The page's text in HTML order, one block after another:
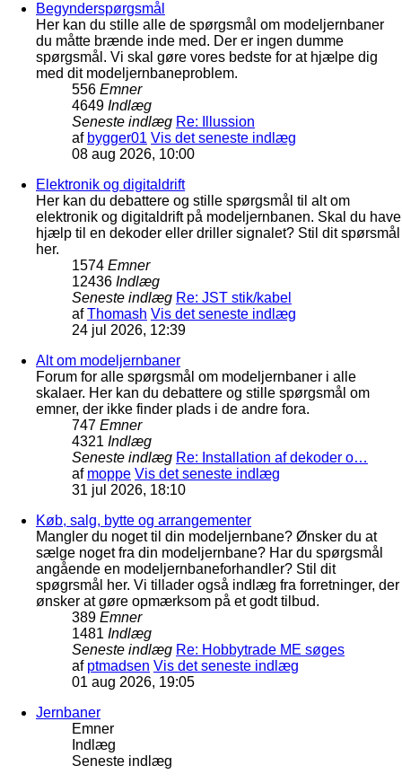
Begynderspørgsmål
Her kan du stille alle de spørgsmål om modeljernbaner
du måtte brænde inde med. Der er ingen dumme
spørgsmål. Vi skal gøre vores bedste for at hjælpe dig
med dit modeljernbaneproblem.
556 Emner
4649 Indlæg
Seneste indlæg Re: Illussion
af bygger01 Vis det seneste indlæg
08 aug 2026, 10:00
Elektronik og digitaldrift
Her kan du debattere og stille spørgsmål til alt om
elektronik og digitaldrift på modeljernbanen. Skal du have
hjælp til en dekoder eller driller signalet? Stil dit spørsmål
her.
1574 Emner
12436 Indlæg
Seneste indlæg Re: JST stik/kabel
afThomash Vis det seneste indlæg
24 jul 2026, 12:39
Alt om modeljernbaner
Forum for alle spørgsmål om modeljernbaner i alle
skalaer. Her kan du debattere og stille spørgsmål om
emner, der ikke finder plads i de andre fora.
747 Emner
4321 Indlæg
Seneste indlæg Re: Installation af dekoder o…
af moppe Vis det seneste indlæg
31 jul 2026, 18:10
Køb, salg, bytte og arrangementer
Mangler du noget til din modeljernbane? Ønsker du at
sælge noget fra din modeljernbane? Har du spørgsmål
angående en modeljernbaneforhandler? Stil dit
spøgrsmål her. Vi tillader også indlæg fra forretninger, der
ønsker at gøre opmærksom på et godt tilbud.
389 Emner
1481 Indlæg
Seneste indlæg Re: Hobbytrade ME søges
af ptmadsen Vis det seneste indlæg
01 aug 2026, 19:05
Jernbaner
Emner
Indlæg
Seneste indlæg